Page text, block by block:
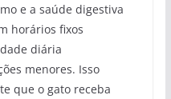
e a saúde digestiva
horários fixos
diária
menores. Isso
que o gato receba